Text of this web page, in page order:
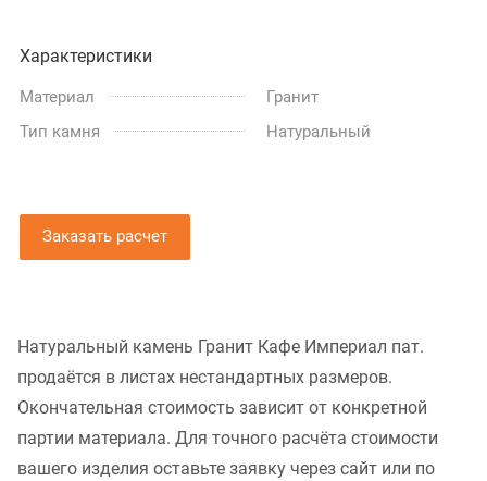
Характеристики
Материал
Гранит
Тип камня
Натуральный
Заказать расчет
Натуральный камень Гранит Кафе Империал пат.
продаётся в листах нестандартных размеров.
Окончательная стоимость зависит от конкретной
партии материала. Для точного расчёта стоимости
вашего изделия оставьте заявку через сайт или по